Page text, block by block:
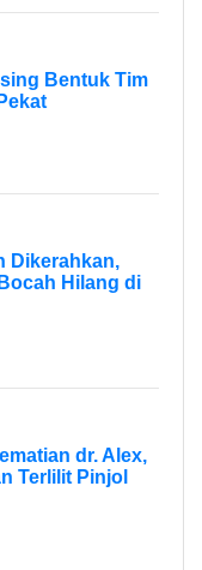
Bentuk Tim
Dikerahkan,
Hilang di
dr. Alex,
Terlilit Pinjol